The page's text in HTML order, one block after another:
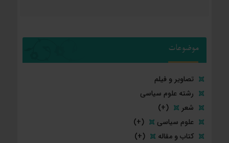
موضوعات
تصاویر و فیلم
رشته علوم سیاسی
شعر
(+)
علوم سیاسی
(+)
کتاب و مقاله
(+)